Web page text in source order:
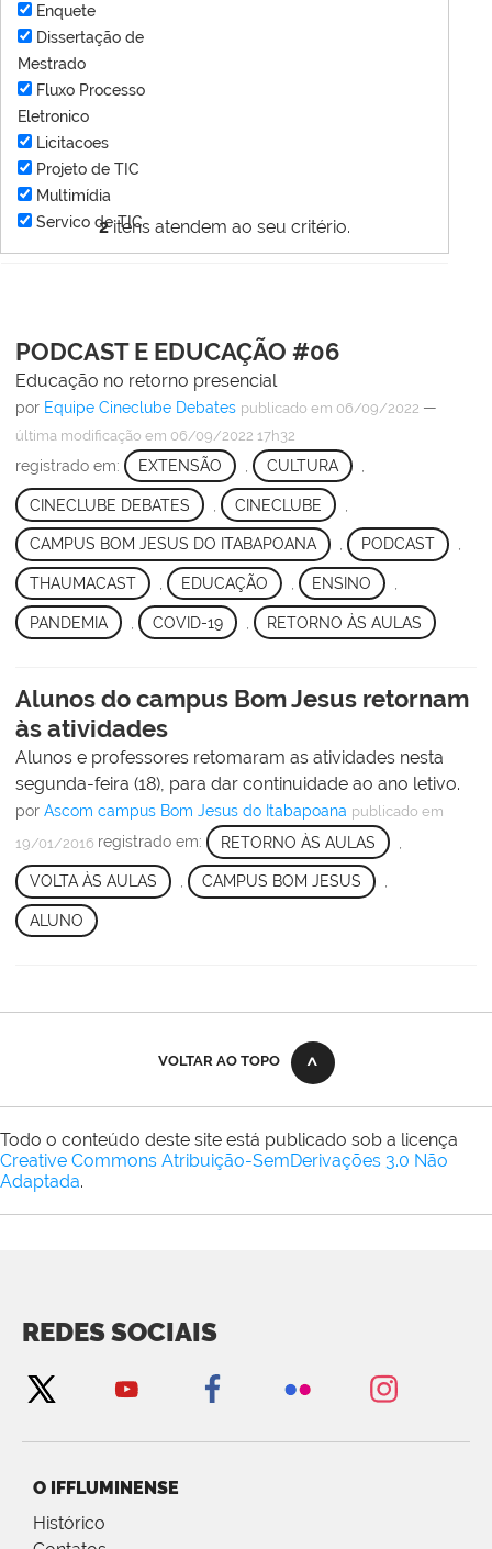
2itens atendem ao seu critério.
Enquete
Dissertação de
Mestrado
Fluxo Processo
Eletronico
Licitacoes
Projeto de TIC
Multimídia
Servico de TIC
PODCAST E EDUCAÇÃO #06
Educação no retorno presencial
por Equipe Cineclube Debates publicado em 06/09/2022 —
última modificação em 06/09/2022 17h32
registrado em: EXTENSÃO CULTURA
CINECLUBE DEBATES CINECLUBE
CAMPUS BOM JESUS DO ITABAPOANA , PODCAST ,
THAUMACAST EDUCAÇÃO ENSINO
PANDEMIA COVID-19 RETORNO ÀS AULAS
Alunos do campus Bom Jesus retornam
às atividades
Alunos e professores retomaram as atividades nesta
segunda-feira (18), para dar continuidade ao ano letivo.
por Ascom campus Bom Jesus do Itabapoana publicado em
19/01/2016 registrado em: RETORNO ÀS AULAS
VOLTA ÀS AULAS , CAMPUS BOM JESUS ,
ALUNO
VOLTAR AO TOPO
Todo o conteúdo deste site está publicado sob a licença
Creative Commons Atribuição-SemDerivações 3.0 Não
Adaptada.
REDES SOCIAIS
O IFFLUMINENSE
Histórico